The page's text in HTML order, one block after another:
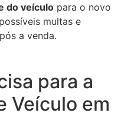
do veículo para o novo
multas e
a venda.
para a
Veículo em